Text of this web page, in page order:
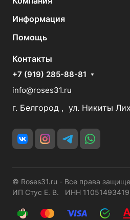
Информация
Помощь
Контакты
+7 (919) 285-88-81
info@roses31.ru
г. Белгород , ул. Никиты
© Roses31.ru - Все права
ИП Стус Е. В. ИНН